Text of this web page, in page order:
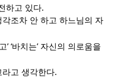
하고 있다.
조차 안 하고 하느님의 자
’ ‘바치는’ 자신의 의로움을
라고 생각한다.